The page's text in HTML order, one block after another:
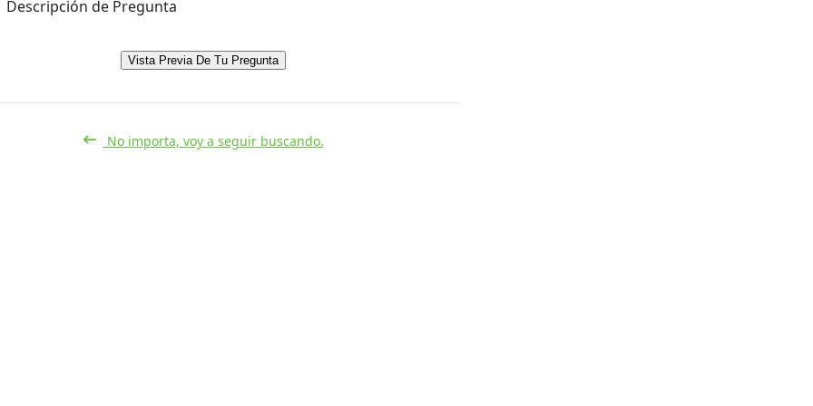
Descripción de Pregunta
Vista Previa De Tu Pregunta
No importa, voy a seguir buscando.